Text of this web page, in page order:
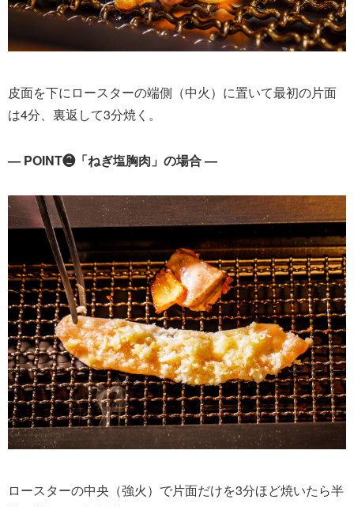
皮面を下にロースターの端側（中火）に置いて最初の片面
は4分、裏返して3分焼く。
― POINT❷「ねぎ塩胸肉」の場合 ―
ロースターの中央（強火）で片面だけを3分ほど焼いたら半